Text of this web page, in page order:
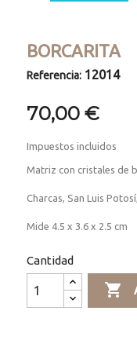
BORCARITA
Referencia: 12014
70,00 €
Impuestos incluidos
Matriz con cristales de
Charcas, San Luis
Mide 4.5 x 3.6 x 2.5 cm
Cantidad
